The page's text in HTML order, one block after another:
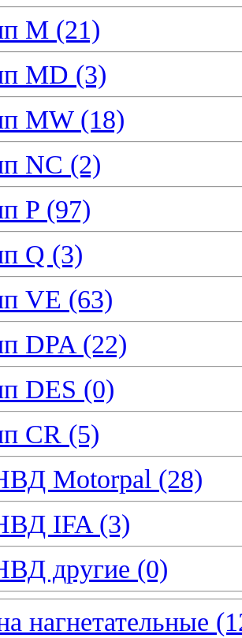
M (21)
MD (3)
MW (18)
NC (2)
P (97)
Q (3)
VE (63)
DPA (22)
DES (0)
CR (5)
Motorpal (28)
IFA (3)
другие (0)
нагнетательные